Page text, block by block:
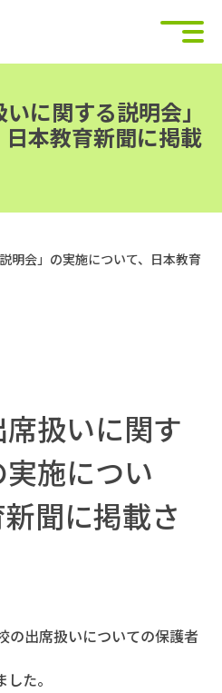
に関する説明会」
本教育新聞に掲載
明会」の実施について、日本教育
席扱いに関す
施につい
聞に掲載さ
の出席扱いについての保護者
た。